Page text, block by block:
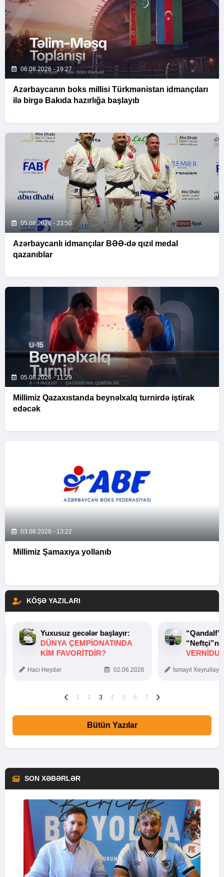
06.08.2026 - 19:27
Azərbaycanın boks millisi Türkmənistan idmançıları
ilə birgə Bakıda hazırlığa başlayıb
05.08.2026 - 23:50
Azərbaycanlı idmançılar BƏƏ-də qızıl medal
qazanıblar
05.08.2026 - 11:29
Millimiz Qazaxıstanda beynəlxalq turnirdə iştirak
edəcək
03.08.2026 - 13:22
Millimiz Şamaxıya yollanıb
KÖŞƏ YAZILARI
Yuxusuz gecələr başlayır:
DÜNYA ÇEMPIONATINDA
KIM FAVORITDIR?
Hacı Heydər 02.06.2026 İsmayıl
1 2 3 4 5 6 7
Bütün Yazılar
SON XƏBƏRLƏR